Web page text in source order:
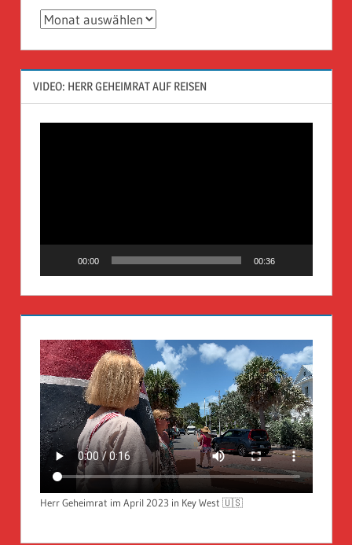
Archiv
VIDEO: HERR GEHEIMRAT AUF REISEN
00:00 00:36
Herr Geheimrat im April 2023 in Key West 🇺🇸